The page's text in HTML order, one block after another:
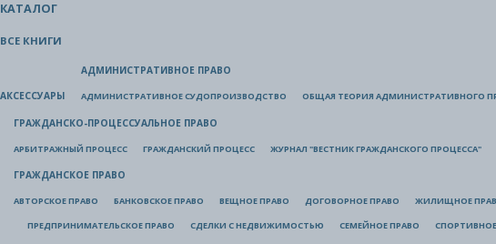
КАТАЛОГ
ВСЕ КНИГИ
АКСЕССУАРЫ
АДМИНИСТРАТИВНОЕ ПРАВО
АДМИНИСТРАТИВНОЕ СУДОПРОИЗВОДСТВО ОБЩАЯ ТЕОРИЯ АДМИНИСТРАТИВНОГО
ГРАЖДАНСКО-ПРОЦЕССУАЛЬНОЕ ПРАВО
АРБИТРАЖНЫЙ ПРОЦЕСС ГРАЖДАНСКИЙ ПРОЦЕСС ЖУРНАЛ "ВЕСТНИК ГРАЖДАНСКОГО ПРОЦЕССА"
ГРАЖДАНСКОЕ ПРАВО
АВТОРСКОЕ ПРАВО БАНКОВСКОЕ ПРАВО ВЕЩНОЕ ПРАВО ДОГОВОРНОЕ ПРАВО ЖИЛИЩНОЕ
ПРЕДПРИНИМАТЕЛЬСКОЕ ПРАВО СДЕЛКИ С НЕДВИЖИМОСТЬЮ СЕМЕЙНОЕ ПРАВО